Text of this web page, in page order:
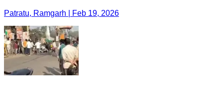
Patratu, Ramgarh | Feb 19, 2026